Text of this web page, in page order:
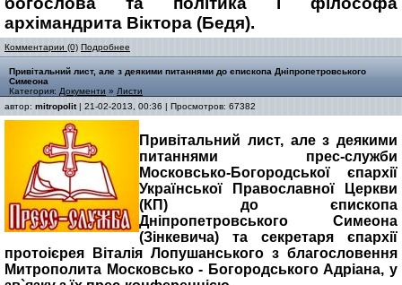
архімандрита Віктора (Бедя).
Комментарии (0) Подробнее
Привітальний лист, але з деякими питаннями до єпископа Дніпропетровського
Симеона
Категория: Документи » Листи
автор: mitropolit| 21-02-2013, 00:36 | Просмотров: 67382
Привітальний лист, але з деякими
питаннями прес-служби
Московсько-Богородської єпархії
Української Православної Церкви
(КП) до єпископа
Дніпропетровського Симеона
(Зінкевича) та секретаря єпархії
протоієрея Віталія Лопушанського з благословення
Митрополита Московсько - Богородського Адріана, у